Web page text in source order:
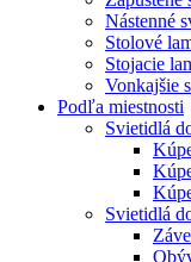
Nástenné
Stolové
Stojacie
Vonkajšie
Podľa miestnosti
Svietidlá
Svietidlá